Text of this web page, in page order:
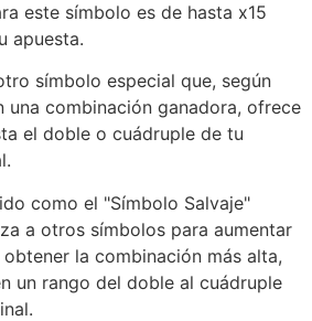
este símbolo es de hasta x15
apuesta.
símbolo especial que, según
una combinación ganadora, ofrece
el doble o cuádruple de tu
como el "Símbolo Salvaje"
a otros símbolos para aumentar
la combinación más alta,
un rango del doble al cuádruple